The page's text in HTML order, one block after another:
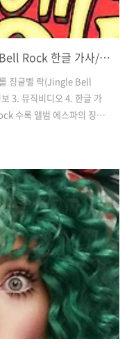
에스파 Aespa - 징글벨 락 Jingle Bell Rock 한글 가사/해석/뜻/곡 정보
징글벨 락(Jingle Bell
3. 뮤직비디오 4. 한글 가
수록 앨범 에스파의 징글
Jingle bell, jingle